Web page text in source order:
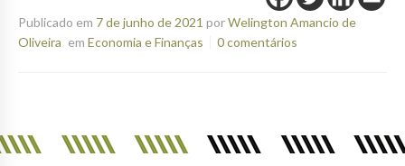
Publicado em 7 de junho de 2021 porWelington Amancio de
Oliveira em Economia e Finanças 0 comentários